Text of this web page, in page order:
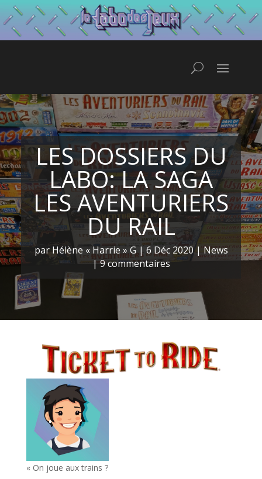
LES DOSSIERS DU
LABO: LA SAGA
LES AVENTURIERS
DU RAIL
parHélène « Harrie » G| 6 Déc 2020| News
|9 commentaires
« On joue aux trains ?